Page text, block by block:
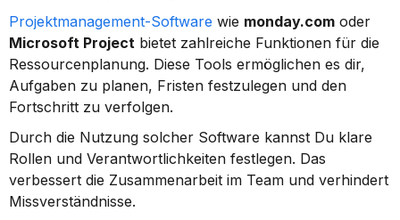
Projektmanagement-Software wie monday.com
Microsoft Project bietet zahlreiche Funktionen für die
Ressourcenplanung. Diese Tools ermöglichen es dir,
Aufgaben zu planen, Fristen festzulegen und den
Fortschritt zu verfolgen.
Durch die Nutzung solcher Software kannst Du klare
Rollen und Verantwortlichkeiten festlegen. Das
verbessert die Zusammenarbeit im Team und verhindert
Missverständnisse.